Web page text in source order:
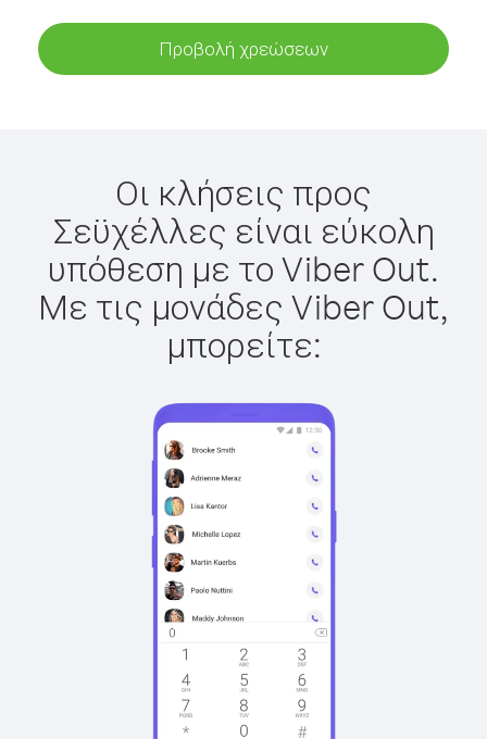
Προβολή χρεώσεων
Οι κλήσεις προς
Σεϋχέλλες είναι εύκολη
υπόθεση με το Viber Out.
Με τις μονάδες Viber Out,
μπορείτε: